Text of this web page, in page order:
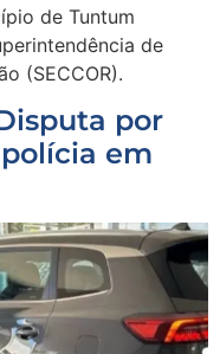
de Tuntum
de
(SECCOR).
por
em